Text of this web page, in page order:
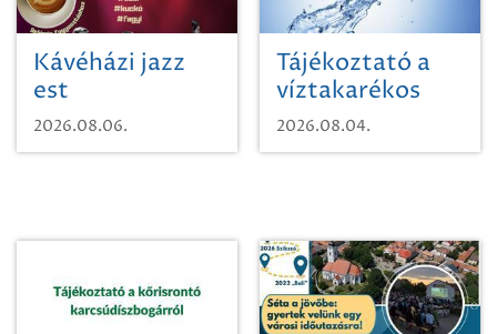
Kávéházi jazz
est
2026.08.06.
Tájékoztató a
víztakarékos
vízhasználatról
2026.08.04.